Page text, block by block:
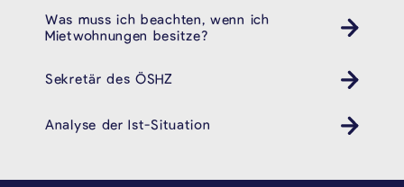
Was muss ich beachten, wenn ich
Mietwohnungen besitze?
Sekretär des ÖSHZ
Analyse der Ist-Situation